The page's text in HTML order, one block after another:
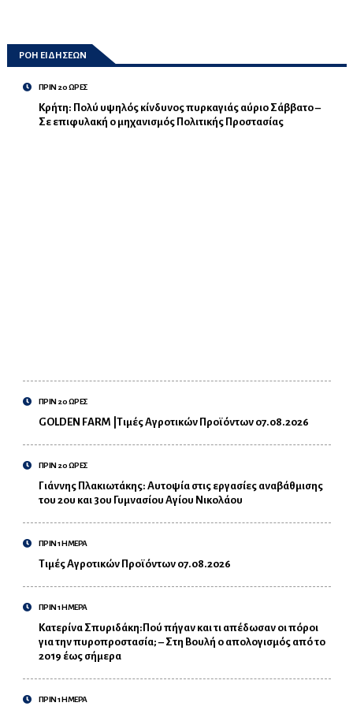
ΡΟΗ ΕΙΔΗΣΕΩΝ
ΠΡΙΝ 20 ΩΡΕΣ
Κρήτη: Πολύ υψηλός κίνδυνος πυρκαγιάς αύριο Σάββατο –
Σε επιφυλακή ο μηχανισμός Πολιτικής Προστασίας
ΠΡΙΝ 20 ΩΡΕΣ
GOLDEN FARM |Τιμές Αγροτικών Προϊόντων 07.08.2026
ΠΡΙΝ 20 ΩΡΕΣ
Γιάννης Πλακιωτάκης: Αυτοψία στις εργασίες αναβάθμισης
του 2ου και 3ου Γυμνασίου Αγίου Νικολάου
ΠΡΙΝ 1 ΗΜΕΡΑ
Τιμές Αγροτικών Προϊόντων 07.08.2026
ΠΡΙΝ 1 ΗΜΕΡΑ
Κατερίνα Σπυριδάκη:Πού πήγαν και τι απέδωσαν οι πόροι
για την πυροπροστασία; – Στη Βουλή ο απολογισμός από το
2019 έως σήμερα
ΠΡΙΝ 1 ΗΜΕΡΑ